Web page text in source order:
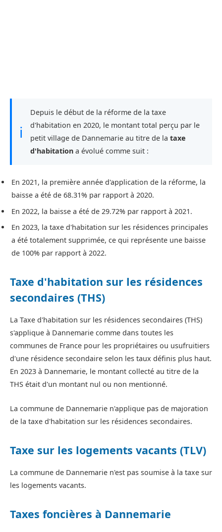
ℹ
Depuis le début de la réforme de la taxe
d'habitation en 2020, le montant total perçu par le
petit village de Dannemarie au titre de la taxe
d'habitation a évolué comme suit :
En 2021, la première année d'application de la réforme, la
baisse a été de 68.31% par rapport à 2020.
En 2022, la baisse a été de 29.72% par rapport à 2021.
En 2023, la taxe d'habitation sur les résidences principales
a été totalement supprimée, ce qui représente une baisse
de 100% par rapport à 2022.
Taxe d'habitation sur les résidences
secondaires (THS)
La Taxe d'habitation sur les résidences secondaires (THS)
s'applique à Dannemarie comme dans toutes les
communes de France pour les propriétaires ou usufruitiers
d'une résidence secondaire selon les taux définis plus haut.
En 2023 à Dannemarie, le montant collecté au titre de la
THS était d'un montant nul ou non mentionné.
La commune de Dannemarie n'applique pas de majoration
de la taxe d'habitation sur les résidences secondaires.
Taxe sur les logements vacants (TLV)
La commune de Dannemarie n'est pas soumise à la taxe sur
les logements vacants.
Taxes foncières à Dannemarie